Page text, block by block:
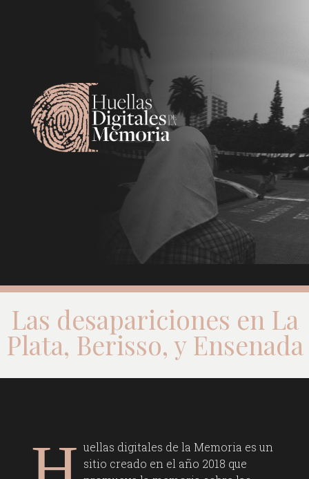
Las desapariciones en La
Plata, Berisso, y Ensenada
uellas digitales de la Memoria es un
sitio creado en el año 2018 que